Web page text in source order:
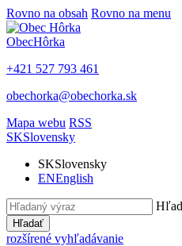
Rovno na obsah Rovno na menu
ObecHôrka
+421 527 793 461
obechorka@obechorka.sk
Mapa webu RSS
SKSlovensky
SKSlovensky
ENEnglish
Hľadať
rozšírené vyhľadávanie